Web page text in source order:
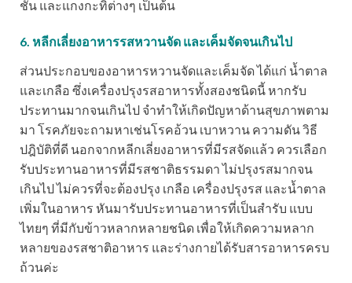
ชั้น และแกงกะทิต่างๆ เป็นต้น
6. หลีกเลี่ยงอาหารรสหวานจัด และเค็มจัดจนเกินไป
ส่วนประกอบของอาหารหวานจัดและเค็มจัด ได้แก่ น้ำตาล
และเกลือ ซึ่งเครื่องปรุงรสอาหารทั้งสองชนิดนี้ หากรับ
ประทานมากจนเกินไป จำทำให้เกิดปัญหาด้านสุขภาพตาม
มา โรคภัยจะถามหาเช่นโรคอ้วน เบาหวาน ความดัน วิธี
ปฎิบัติที่ดี นอกจากหลีกเลี่ยงอาหารที่มีรสจัดแล้ว ควรเลือก
รับประทานอาหารที่มีรสชาติธรรมดา ไม่ปรุงรสมากจน
เกินไป ไม่ควรที่จะต้องปรุง เกลือ เครื่องปรุงรส และน้ำตาล
เพิ่มในอาหาร หันมารับประทานอาหารที่เป็นสำรับ แบบ
ไทยๆ ที่มีกับข้าวหลากหลายชนิด เพื่อให้เกิดความหลาก
หลายของรสชาติอาหาร และร่างกายได้รับสารอาหารครบ
ถ้วนค่ะ